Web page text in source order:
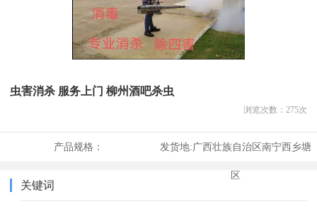
虫害消杀 服务上门 柳州酒吧杀虫
浏览次数： 275次
产品规格： 发货地:广西壮族自治区南宁西乡塘
区
关键词